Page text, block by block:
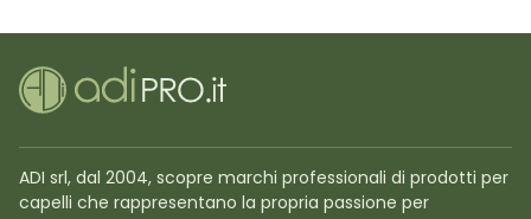
ADI srl, dal 2004, scopre marchi professionali di prodotti per
capelli che rappresentano la propria passione per